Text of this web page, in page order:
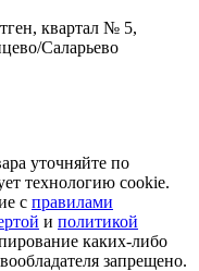
квартал № 5,
Саларьево
уточняйте по
технологию cookie.
с правилами
и политикой
каких-либо
запрещено.